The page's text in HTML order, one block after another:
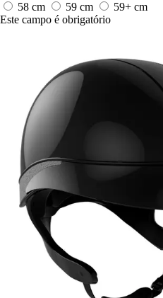
58 cm
59 cm
59+ cm
Este campo é obrigatório